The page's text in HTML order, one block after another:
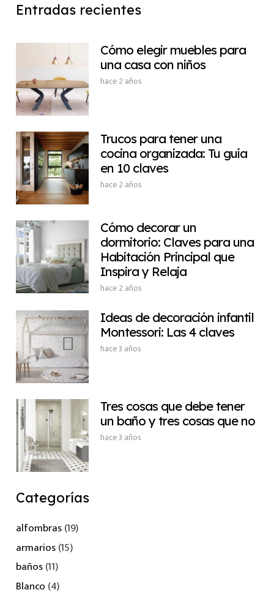
Entradas recientes
Cómo elegir muebles para
una casa con niños
hace 2 años
Trucos para tener una
cocina organizada: Tu guía
en 10 claves
hace 2 años
Cómo decorar un
dormitorio: Claves para una
Habitación Principal que
Inspira y Relaja
hace 2 años
Ideas de decoración infantil
Montessori: Las 4 claves
hace 3 años
Tres cosas que debe tener
un baño y tres cosas que no
hace 3 años
Categorías
alfombras(19)
armarios(15)
baños(11)
Blanco (4)